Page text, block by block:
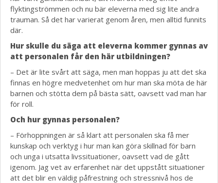
flyktingströmmen och nu bär eleverna med sig lite andra
trauman. Så det har varierat genom åren, men alltid funnits
där.
Hur skulle du säga att eleverna kommer gynnas av
att personalen får den här utbildningen?
– Det är lite svårt att säga, men man hoppas ju att det ska
finnas en högre medvetenhet om hur man ska möta de här
barnen och stötta dem på bästa sätt, oavsett vad man har
för roll.
Och hur gynnas personalen?
– Förhoppningen är så klart att personalen ska få mer
kunskap och verktyg i hur man kan göra skillnad för barn
och unga i utsatta livssituationer, oavsett vad de gått
igenom. Jag vet av erfarenhet när det uppstått situationer
att det blir en väldig påfrestning och stressnivå hos de